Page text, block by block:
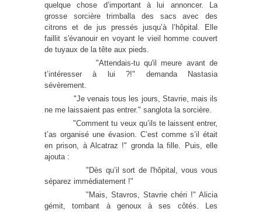
quelque chose d’important à lui annoncer. La
grosse sorcière trimballa des sacs avec des
citrons et de jus pressés jusqu’à l’hôpital. Elle
faillit s'évanouir en voyant le vieil homme couvert
de tuyaux de la tête aux pieds.
"Attendais-tu qu'il meure avant de
t’intéresser à lui ?!" demanda Nastasia
sévèrement.
"Je venais tous les jours, Stavrie, mais ils
ne me laissaient pas entrer." sanglota la sorcière.
"Comment tu veux qu’ils te laissent entrer,
t’as organisé une évasion. C’est comme s’il était
en prison, à Alcatraz !" gronda la fille. Puis, elle
ajouta :
"Dès qu’il sort de l'hôpital, vous vous
séparez immédiatement !"
"Mais, Stavros, Stavrie chéri !" Alicia
gémit, tombant à genoux à ses côtés. Les